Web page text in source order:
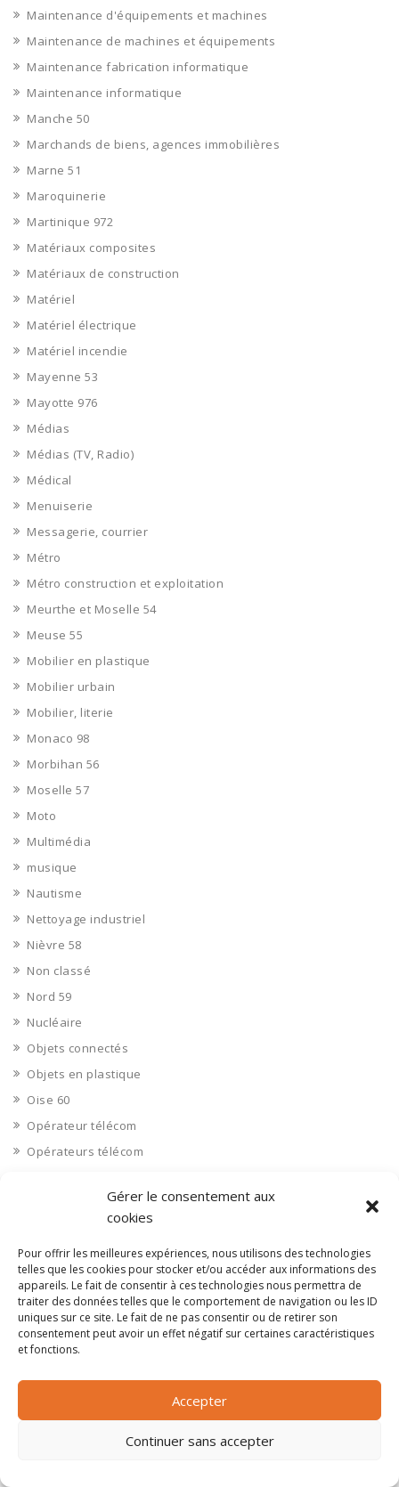
Gérer le consentement aux
cookies
Pour offrir les meilleures expériences, nous utilisons des technologies
telles que les cookies pour stocker et/ou accéder aux informations des
appareils. Le fait de consentir à ces technologies nous permettra de
traiter des données telles que le comportement de navigation ou les ID
uniques sur ce site. Le fait de ne pas consentir ou de retirer son
consentement peut avoir un effet négatif sur certaines caractéristiques
et fonctions.
Accepter
Continuer sans accepter
Maintenance d'équipements et machines
Maintenance de machines et équipements
Maintenance fabrication informatique
Maintenance informatique
Manche 50
Marchands de biens, agences immobilières
Marne 51
Maroquinerie
Martinique 972
Matériaux composites
Matériaux de construction
Matériel
Matériel électrique
Matériel incendie
Mayenne 53
Mayotte 976
Médias
Médias (TV, Radio)
Médical
Menuiserie
Messagerie, courrier
Métro
Métro construction et exploitation
Meurthe et Moselle 54
Meuse 55
Mobilier en plastique
Mobilier urbain
Mobilier, literie
Monaco 98
Morbihan 56
Moselle 57
Moto
Multimédia
musique
Nautisme
Nettoyage industriel
Nièvre 58
Non classé
Nord 59
Nucléaire
Objets connectés
Objets en plastique
Oise 60
Opérateur télécom
Opérateurs télécom
Ouvrages d’art
Paramédical, compléments alimentaires
Paris 75
Pas de Calais 62
Pêche
Petite distribution
Pharmaceutique, médicaments